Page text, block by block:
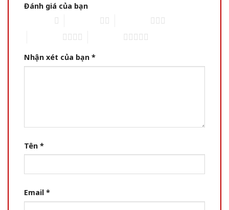
Đánh giá của bạn
Nhận xét của bạn *
Tên *
Email *